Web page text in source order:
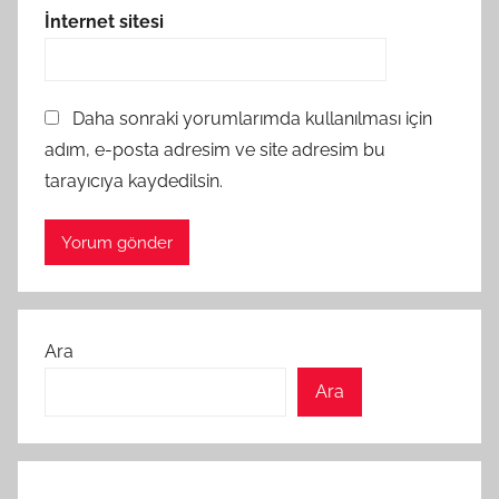
İnternet sitesi
Daha sonraki yorumlarımda kullanılması için
adım, e-posta adresim ve site adresim bu
tarayıcıya kaydedilsin.
Ara
Ara